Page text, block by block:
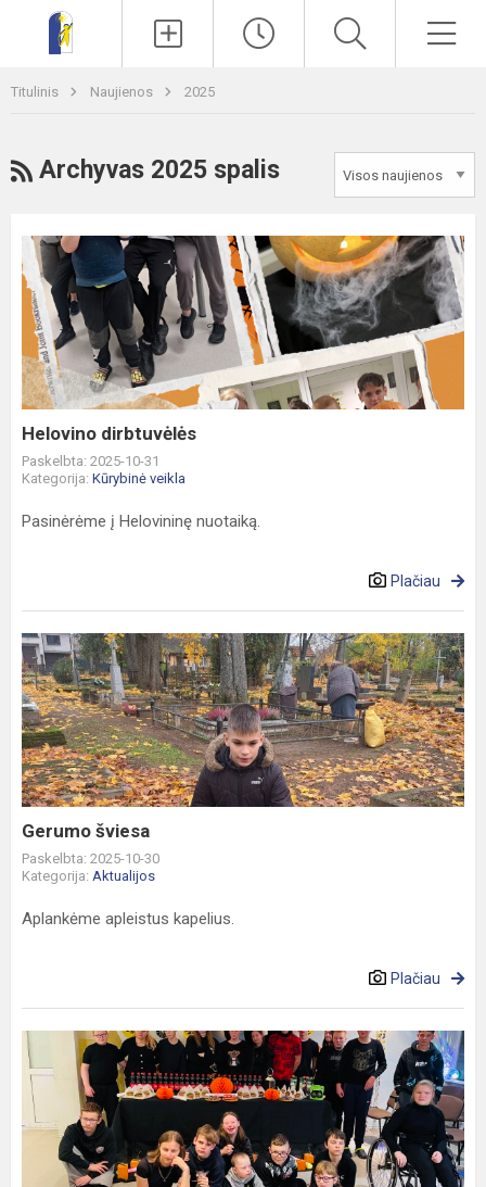
Titulinis Naujienos 2025
RSS
Archyvas 2025 spalis
Helovino
dirbtuvėlės
Helovino dirbtuvėlės
Paskelbta: 2025-10-31
Kategorija: Kūrybinė veikla
Pasinėrėme į Helovininę nuotaiką.
Plačiau
Gerumo
šviesa
Gerumo šviesa
Paskelbta: 2025-10-30
Kategorija: Aktualijos
Aplankėme apleistus kapelius.
Plačiau
Rudeninis
gimtadienis
jaukumo,
šypsenų